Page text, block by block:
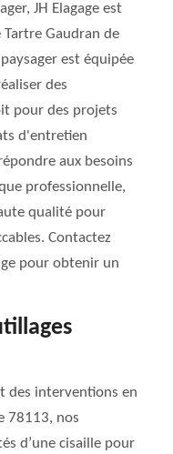
JH Elagage est
Gaudran de
est équipée
des
pour des projets
d'entretien
aux besoins
professionnelle,
qualité pour
Contactez
pour obtenir un
des interventions en
78113, nos
d’une cisaille pour